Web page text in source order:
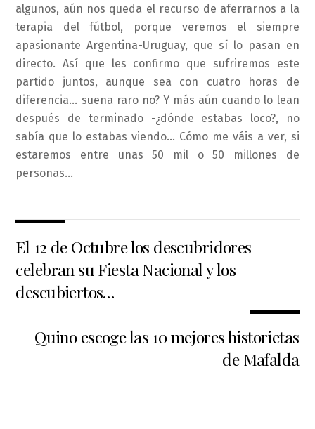
algunos, aún nos queda el recurso de aferrarnos a la
terapia del fútbol, porque veremos el siempre
apasionante Argentina-Uruguay, que sí lo pasan en
directo. Así que les confirmo que sufriremos este
partido juntos, aunque sea con cuatro horas de
diferencia… suena raro no? Y más aún cuando lo lean
después de terminado -¿dónde estabas loco?, no
sabía que lo estabas viendo… Cómo me váis a ver, si
estaremos entre unas 50 mil o 50 millones de
personas…
El 12 de Octubre los descubridores
celebran su Fiesta Nacional y los
descubiertos…
Quino escoge las 10 mejores historietas
de Mafalda